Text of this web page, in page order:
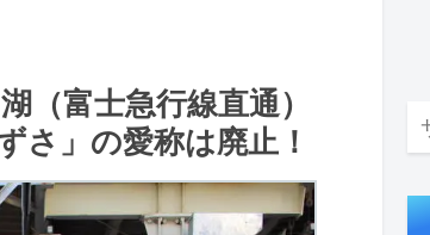
（富士急行線直通）
さ」の愛称は廃止！